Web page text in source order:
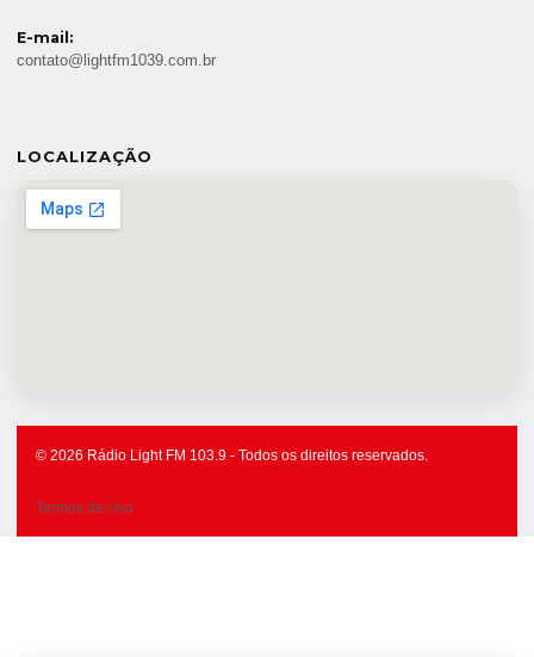
E-mail:
contato@lightfm1039.com.br
LOCALIZAÇÃO
© 2026 Rádio Light FM 103.9 - Todos os direitos reservados.
Termos de Uso